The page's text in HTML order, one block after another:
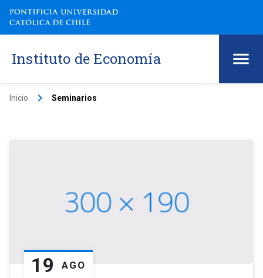
Instituto de Economía
Inicio keyboard_arrow_right Seminarios
19 AGO